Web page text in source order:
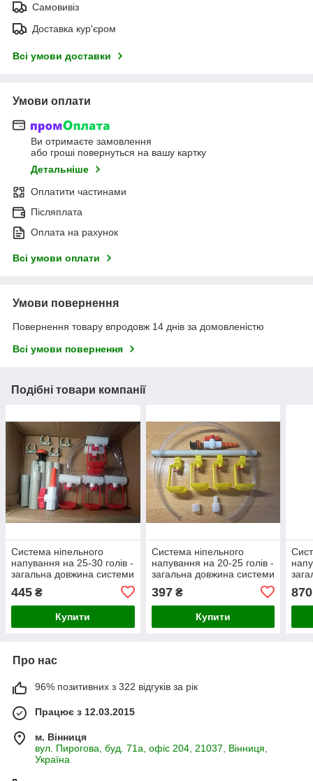
Самовивіз
Доставка кур'єром
Всі умови доставки
Умови оплати
Ви отримаєте замовлення
або гроші повернуться на вашу картку
Детальніше
Оплатити частинами
Післяплата
Оплата на рахунок
Всі умови оплати
Умови повернення
Повернення товару впродовж 14 днів за домовленістю
Всі умови повернення
Подібні товари компанії
Система ніпельного
напування на 25-30 голів -
загальна довжина системи
445 ₴
Купити
Система ніпельного
напування на 20-25 голів -
загальна довжина системи
397₴
Купити
870
Про нас
96% позитивних з 322 відгуків за рік
Працює з 12.03.2015
м. Вінниця
вул. Пирогова, буд. 71а, офіс 204, 21037, Вінниця,
Україна